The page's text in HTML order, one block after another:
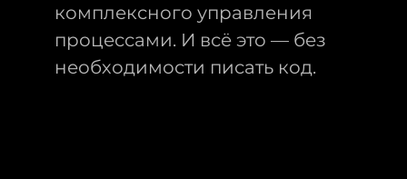
комплексного управления
процессами. И всё это — без
необходимости писать код.